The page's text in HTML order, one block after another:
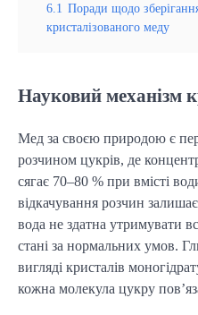
6.1 Поради щодо
кристалізованого меду
Науковий механізм
Мед за своєю природою є
розчином цукрів, де
сягає 70–80 % при вмісті
відкачування розчин
вода не здатна утримувати
стані за нормальних умов.
вигляді кристалів
кожна молекула цукру